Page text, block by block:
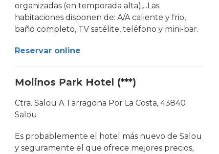
organizadas (en temporada alta),...Las
habitaciones disponen de: A/A caliente y frio,
baño completo, TV satélite, teléfono y mini-bar.
Reservar online
Molinos Park Hotel (***)
Ctra. Salou A Tarragona Por La Costa, 43840
Salou
Es probablemente el hotel más nuevo de Salou
y seguramente el que ofrece mejores precios,